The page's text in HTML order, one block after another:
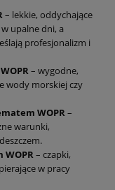
– lekkie, oddychające
upalne dni, a
profesjonalizm i
– wygodne,
wody morskiej czy
WOPR–
warunki,
WOPR– czapki,
w pracy